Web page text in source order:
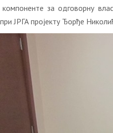
за одговорну
ЈРГА пројекту Ђорђе